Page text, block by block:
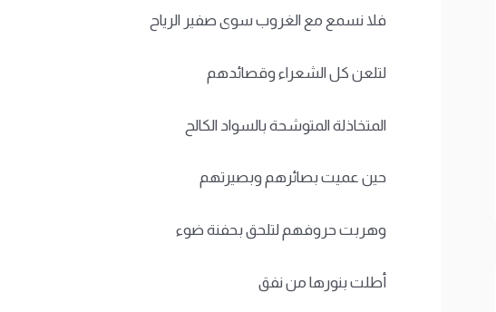
فلا نسمع مع الغروب سوى صفير الرياح
لتلعن كل الشعراء وقصائدهم
المتخاذلة المتوشحة بالسواد الكالح
حين عميت بصائرهم وبصيرتهم
وهربت حروفهم لتلحق بحفنة ضوء
أطلت بنورها من نفق